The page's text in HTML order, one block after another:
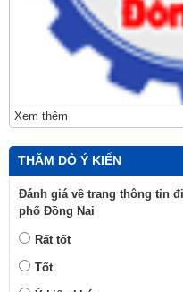
Xem thêm
THĂM DÒ Ý KIẾN
Đánh giá về trang thông tin
phố Đồng Nai
Rất tốt
Tốt